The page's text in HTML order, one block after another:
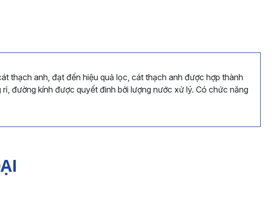
thạch anh, đạt đến hiệu quả lọc, cát thạch anh được hợp thành
đường kính được quyết đinh bởi lượng nước xử lý. Có chức năng